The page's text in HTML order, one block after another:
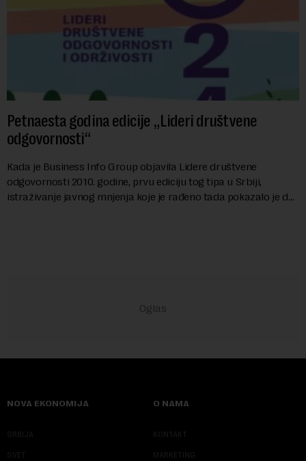
Petnaesta godina edicije „Lideri društvene
odgovornosti“
Kada je Business Info Group objavila Lidere društvene
odgovornosti 2010. godine, prvu ediciju tog tipa u Srbiji,
istraživanje javnog mnjenja koje je rađeno tada pokazalo je da
NOVA EKONOMIJA
SRBIJA
SVET
O NAMA
KONTAKT
MARKETING